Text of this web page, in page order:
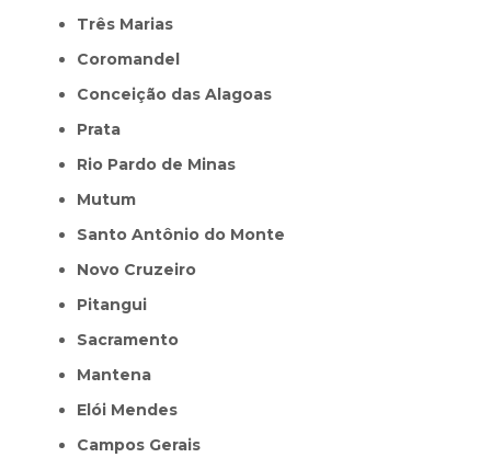
Três Marias
Coromandel
Conceição das Alagoas
Prata
Rio Pardo de Minas
Mutum
Santo Antônio do Monte
Novo Cruzeiro
Pitangui
Sacramento
Mantena
Elói Mendes
Campos Gerais